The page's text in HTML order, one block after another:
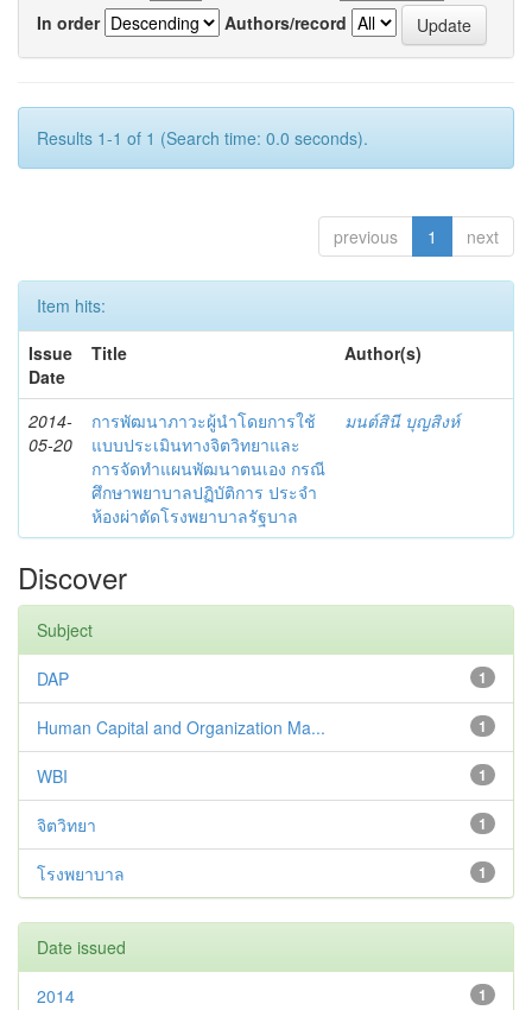
In order
Authors/record
Results 1-1 of 1 (Search time: 0.0 seconds).
previous 1 next
Item hits:
Issue
Date
Title Author(s)
2014-
05-20
การพัฒนาภาวะผู้นำโดยการใช้
แบบประเมินทางจิตวิทยาและ
การจัดทำแผนพัฒนาตนเอง กรณี
ศึกษาพยาบาลปฏิบัติการ ประจำ
ห้องผ่าตัดโรงพยาบาลรัฐบาล
มนต์สินี บุญสิงห์
Discover
Subject
1
DAP
1
Human Capital and Organization Ma...
1
WBI
1
จิตวิทยา
1
โรงพยาบาล
Date issued
1
2014